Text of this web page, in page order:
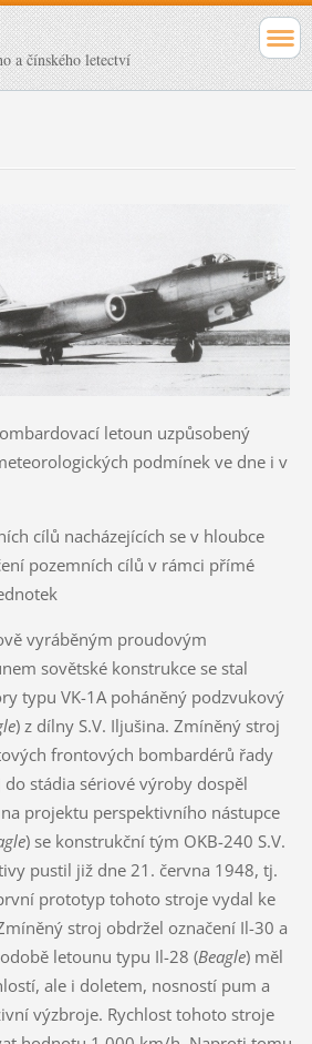
a čínského letectví
letoun uzpůsobený
podmínek ve dne i v
cílů nacházejících se v hloubce
pozemních cílů v rámci přímé
vyráběným proudovým
sovětské konstrukce se stal
typu VK-1A poháněný podzvukový
) z dílny S.V. Iljušina. Zmíněný stroj
frontových bombardérů řady
do stádia sériové výroby dospěl
projektu perspektivního nástupce
) se konstrukční tým OKB-240 S.V.
pustil již dne 21. června 1948, tj.
prototyp tohoto stroje vydal ke
stroj obdržel označení Il-30 a
letounu typu Il-28 (Beagle) měl
ale i doletem, nosností pum a
výzbroje. Rychlost tohoto stroje